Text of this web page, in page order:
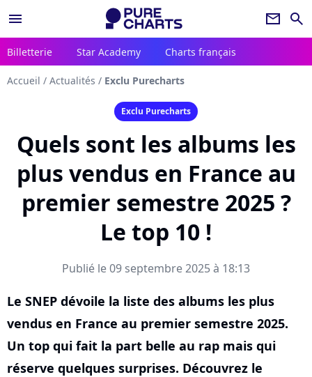
menu newsletter search
Billetterie Star Academy Charts français
Accueil / Actualités / Exclu Purecharts
Exclu Purecharts
Quels sont les albums les
plus vendus en France au
premier semestre 2025 ?
Le top 10 !
Publié le 09 septembre 2025 à 18:13
Le SNEP dévoile la liste des albums les plus
vendus en France au premier semestre 2025.
Un top qui fait la part belle au rap mais qui
réserve quelques surprises. Découvrez le